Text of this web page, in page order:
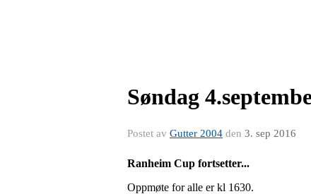
Søndag
Postet av Gutter 2004 den 3. sep 2016
Ranheim Cup fortsetter...
Oppmøte for alle er kl 1630.